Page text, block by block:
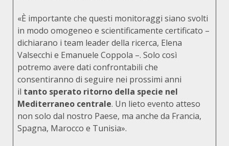
«È importante che questi monitoraggi siano svolti
in modo omogeneo e scientificamente certificato –
dichiarano i team leader della ricerca, Elena
Valsecchi e Emanuele Coppola –. Solo così
potremo avere dati confrontabili che
consentiranno di seguire nei prossimi anni
il tanto sperato ritorno della specie nel
Mediterraneo centrale. Un lieto evento atteso
non solo dal nostro Paese, ma anche da Francia,
Spagna, Marocco e Tunisia».